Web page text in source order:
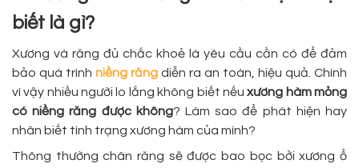
biết là gì?
Xương và răng đủ chắc khoẻ là yêu cầu cần có để đảm
bảo quá trình niềng răng diễn ra an toàn, hiệu quả. Chính
vì vậy nhiều người lo lắng không biết nếuxương hàm mỏng
có niềng răng được không? Làm sao để phát hiện hay
nhân biết tình trạng xương hàm của mình?
Thông thường chân răng sẽ được bao bọc bởi xương ổ